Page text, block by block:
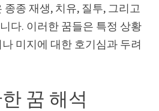
종 재생, 치유, 질투, 그리고
다. 이러한 꿈들은 특정 상황
미지에 대한 호기심과 두려
꿈 해석